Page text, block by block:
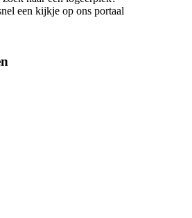
een kijkje op ons portaal